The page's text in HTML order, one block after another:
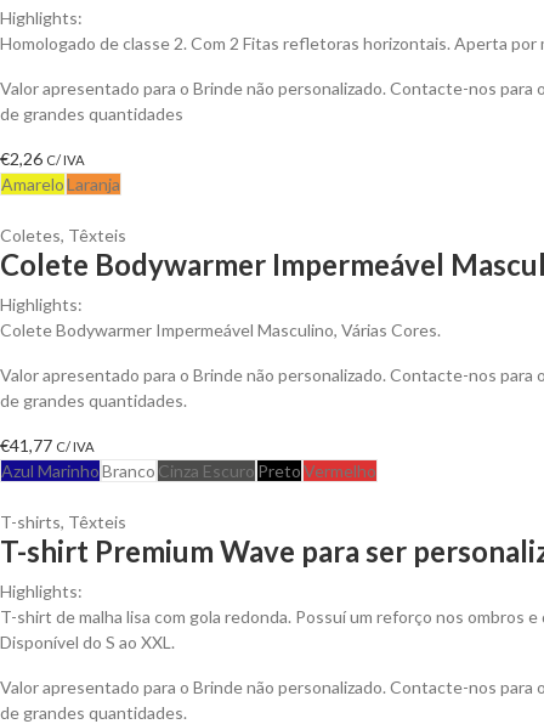
Highlights:
Homologado de classe 2. Com 2 Fitas refletoras horizontais. Aperta por
Valor apresentado para o Brinde não personalizado. Contacte-nos
de grandes quantidades
€2,26 C/ IVA
AmareloLaranja
Coletes, Têxteis
Colete Bodywarmer Impermeável
Highlights:
Colete Bodywarmer Impermeável Masculino, Várias Cores.
Valor apresentado para o Brinde não personalizado. Contacte-nos
de grandes quantidades.
€41,77 C/ IVA
Azul MarinhoBranco Cinza Escuro PretoVermelho
T-shirts, Têxteis
T-shirt Premium Wave para ser
Highlights:
T-shirt de malha lisa com gola redonda. Possuí um reforço nos ombros
Disponível do S ao XXL.
Valor apresentado para o Brinde não personalizado. Contacte-nos
de grandes quantidades.